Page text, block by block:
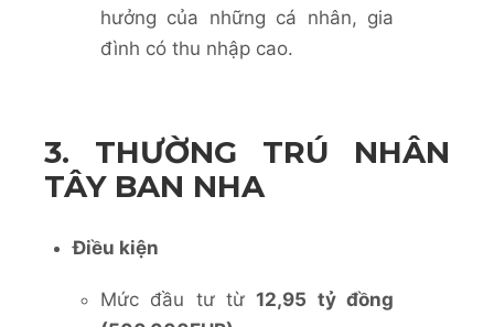
hưởng của những cá nhân, gia
đình có thu nhập cao.
3. THƯỜNG TRÚ NHÂN
TÂY BAN NHA
Điều kiện
Mức đầu tư từ12,95 tỷ đồng